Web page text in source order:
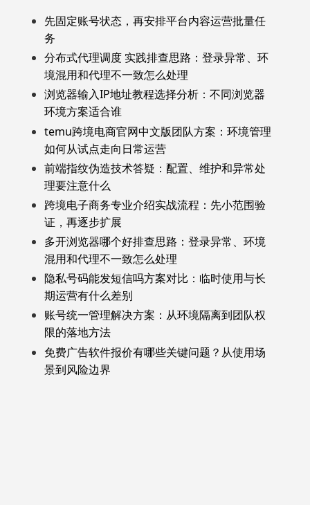
先固定账号状态，再安排平台内容运营批量任
务
分布式代理调度 实践排查思路：登录异常、环
境混用和代理不一致怎么处理
浏览器输入IP地址教程选择分析：不同浏览器
环境方案适合谁
temu跨境电商官网中文版团队方案：环境管理
如何从试点走向日常运营
前端指纹伪造技术答疑：配置、维护和异常处
理要注意什么
跨境电子商务专业介绍实战流程：先小范围验
证，再逐步扩展
多开浏览器哪个好排查思路：登录异常、环境
混用和代理不一致怎么处理
隐私号码能发短信吗方案对比：临时使用与长
期运营有什么差别
账号统一管理解决方案：从环境隔离到团队权
限的落地方法
免费广告软件报价有哪些关键问题？从使用场
景到风险边界